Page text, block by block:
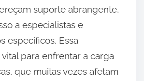
suporte abrangente,
a especialistas e
específicos. Essa
para enfrentar a carga
que muitas vezes afetam